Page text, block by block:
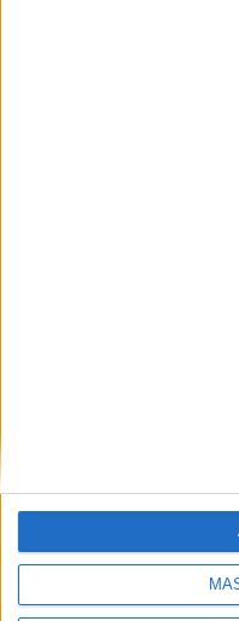
Y como regalo de
gratis una copia de
primer año de universidad